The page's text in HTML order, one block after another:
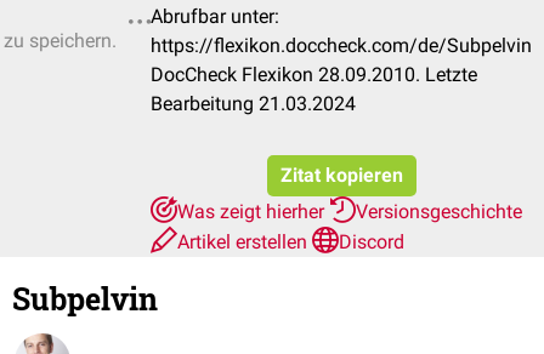
speichern.
Abrufbar unter:
https://flexikon.doccheck.com/de/Subpelvin
DocCheck Flexikon 28.09.2010. Letzte
Bearbeitung 21.03.2024
Zitat kopieren
Was zeigt hierher
Versionsgeschichte
Artikel erstellen
Discord
Subpelvin